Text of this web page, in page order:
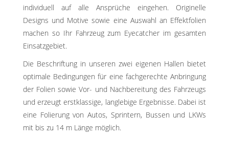
individuell auf alle Ansprüche eingehen. Originelle
Designs und Motive sowie eine Auswahl an Effektfolien
machen so Ihr Fahrzeug zum Eyecatcher im gesamten
Einsatzgebiet.
Die Beschriftung in unseren zwei eigenen Hallen bietet
optimale Bedingungen für eine fachgerechte Anbringung
der Folien sowie Vor- und Nachbereitung des Fahrzeugs
und erzeugt erstklassige, langlebige Ergebnisse. Dabei ist
eine Folierung von Autos, Sprintern, Bussen und LKWs
mit bis zu 14 m Länge möglich.